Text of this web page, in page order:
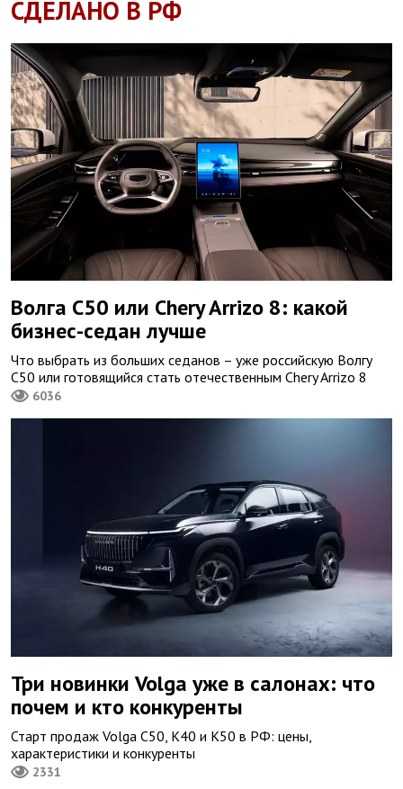
СДЕЛАНО В РФ
Волга С50 или Chery Arrizo 8: какой
бизнес-седан лучше
Что выбрать из больших седанов – уже российскую Волгу
С50 или готовящийся стать отечественным Chery Arrizo 8
6036
Три новинки Volga уже в салонах: что
почем и кто конкуренты
Старт продаж Volga С50, K40 и K50 в РФ: цены,
характеристики и конкуренты
2331